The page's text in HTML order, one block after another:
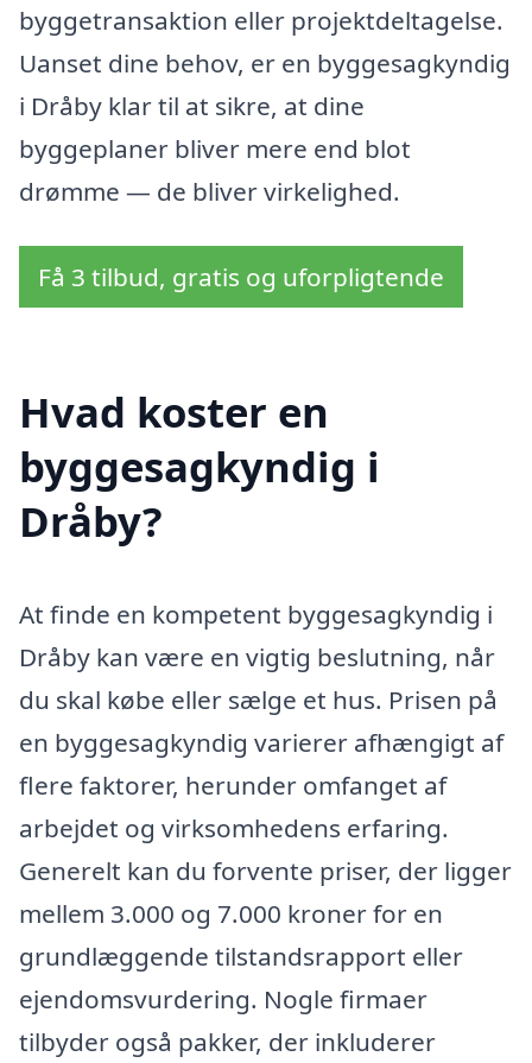
byggetransaktion eller projektdeltagelse.
Uanset dine behov, er en byggesagkyndig
i Dråby klar til at sikre, at dine
byggeplaner bliver mere end blot
drømme — de bliver virkelighed.
Få 3 tilbud, gratis og uforpligtende
Hvad koster en
byggesagkyndig i
Dråby?
At finde en kompetent byggesagkyndig i
Dråby kan være en vigtig beslutning, når
du skal købe eller sælge et hus. Prisen på
en byggesagkyndig varierer afhængigt af
flere faktorer, herunder omfanget af
arbejdet og virksomhedens erfaring.
Generelt kan du forvente priser, der ligger
mellem 3.000 og 7.000 kroner for en
grundlæggende tilstandsrapport eller
ejendomsvurdering. Nogle firmaer
tilbyder også pakker, der inkluderer